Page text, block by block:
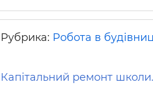
Рубрика: Робота в
Капітальний ремонт школи.